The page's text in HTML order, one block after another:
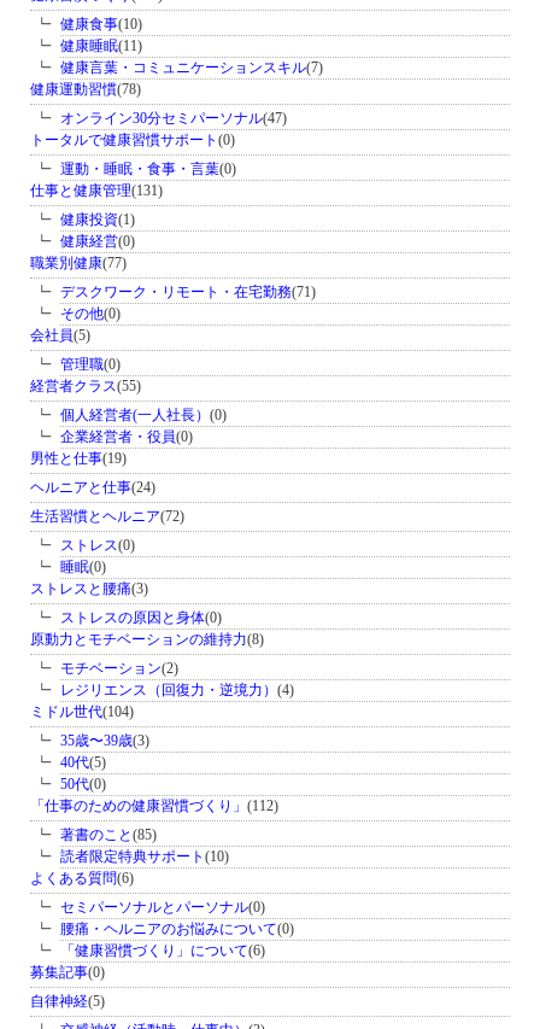
健康食事(10)
健康睡眠(11)
健康言葉・コミュニケーションスキル(7)
健康運動習慣(78)
オンライン30分セミパーソナル(47)
トータルで健康習慣サポート (0)
運動・睡眠・食事・言葉(0)
仕事と健康管理(131)
健康投資(1)
健康経営(0)
職業別健康(77)
デスクワーク・リモート・在宅勤務(71)
その他(0)
会社員(5)
管理職(0)
経営者クラス(55)
個人経営者(一人社長） (0)
企業経営者・役員(0)
男性と仕事(19)
ヘルニアと仕事(24)
生活習慣とヘルニア(72)
ストレス(0)
睡眠(0)
ストレスと腰痛(3)
ストレスの原因と身体(0)
原動力とモチベーションの維持力(8)
モチベーション(2)
レジリエンス（回復力・逆境力） (4)
ミドル世代(104)
35歳〜39歳(3)
40代(5)
50代(0)
「仕事のための健康習慣づくり」 (112)
著書のこと(85)
読者限定特典サポート (10)
よくある質問(6)
セミパーソナルとパーソナル(0)
腰痛・ヘルニアのお悩みについて(0)
「健康習慣づくり」について(6)
募集記事(0)
自律神経(5)